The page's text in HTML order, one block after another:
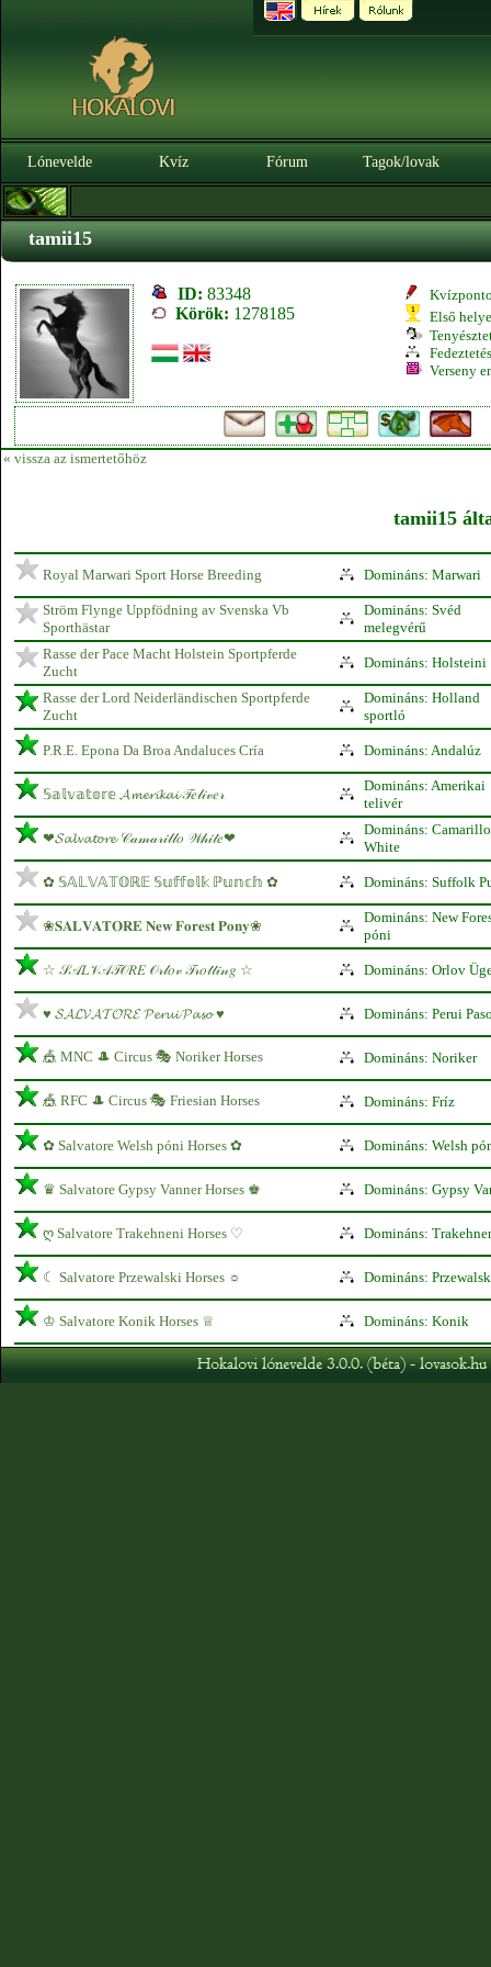
Lónevelde Kvíz Fórum Tagok/lovak
tamii15
ID: 83348
Körök: 1278185
Első
Verseny
« vissza az ismertetőhöz
tamii15
Royal Marwari Sport Horse Breeding Domináns: Marwari
Ström Flynge Uppfödning av Svenska Vb
Sporthästar
Domináns: Svéd
melegvérű
Rasse der Pace Macht Holstein Sportpferde
Zucht
Domináns: Holsteini
Rasse der Lord Neiderländischen Sportpferde
Zucht
Domináns: Holland
sportló
P.R.E. Epona Da Broa Andaluces Cría Domináns: Andalúz
𝕊𝕒𝕝𝕧𝕒𝕥𝕠𝕣𝕖 𝓐𝓶𝓮𝓻𝓲𝓴𝓪𝓲 𝒯𝑒𝓁𝒾𝓋𝑒𝓇
Domináns: Amerikai
telivér
❤𝓢𝓪𝓵𝓿𝓪𝓽𝓸𝓻𝓮 𝒞𝒶𝓂𝒶𝓇𝒾𝓁𝓁𝑜 𝒲𝒽𝒾𝓉𝑒❤
Domináns: Camarillo
White
✿ 𝕊𝔸𝕃𝕍𝔸𝕋𝕆ℝ𝔼 𝕊𝕦𝕗𝕗𝕠𝕝𝕜 ℙ𝕦𝕟𝕔𝕙 ✿ Domináns: Suffolk
❀𝐒𝐀𝐋𝐕𝐀𝐓𝐎𝐑𝐄 𝐍𝐞𝐰 𝐅𝐨𝐫𝐞𝐬𝐭 𝐏𝐨𝐧𝐲❀
Domináns: New
póni
☆ 𝒮𝒜𝐿𝒱𝒜𝒯𝒪𝑅𝐸 𝒪𝓇𝓁𝑜𝓋 𝒯𝓇𝑜𝓉𝓉𝒾𝓃𝑔 ☆ Domináns: Orlov
♥ 𝓢𝓐𝓛𝓥𝓐𝓣𝓞𝓡𝓔 𝓟𝓮𝓻𝓾𝓲 𝓟𝓪𝓼𝓸 ♥ Domináns: Perui
🎪 MNC 🎩 Circus 🎭 Noriker Horses Domináns: Noriker
🎪 RFC 🎩 Circus 🎭 Friesian Horses Domináns: Fríz
✿ Salvatore Welsh póni Horses ✿ Domináns: Welsh
♛ Salvatore Gypsy Vanner Horses ♚ Domináns: Gypsy
ღ Salvatore Trakehneni Horses ♡ Domináns:
☾ Salvatore Przewalski Horses ☼ Domináns:
♔ Salvatore Konik Horses ♕ Domináns: Konik